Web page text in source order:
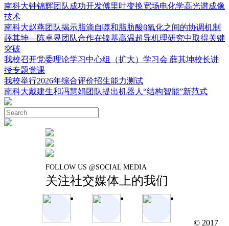
南科大钟锦辉团队成功开发傅里叶变换宽场电化学高光谱成像
技术
南科大赵燕团队揭示脂滴自噬和脂肪酸β氧化之间的协调机制
薛其坤—陈卓昱团队合作在镍基高温超导机理研究中取得关键
突破
我校召开党委理论学习中心组（扩大）学习会 薛其坤校长讲
授专题党课
我校举行2026年综合评价招生能力测试
南科大戴建生和冯慧娟团队提出机器人“结构智能”新范式
FOLLOW US @SOCIAL MEDIA
关注社交媒体上的我们
© 2017